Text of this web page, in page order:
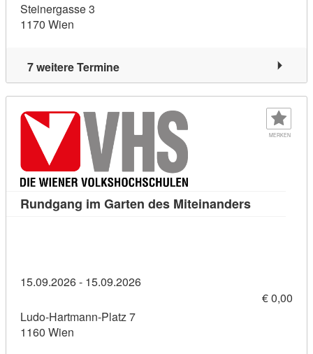
Steinergasse 3
1170 Wien
7 weitere Termine
MERKEN
Rundgang im Garten des MiteinandersKursdetail:
15.09.2026 - 15.09.2026
€ 0,00
Ludo-Hartmann-Platz 7
1160 Wien